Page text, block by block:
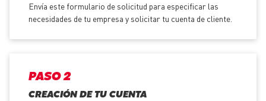
Envía este formulario de solicitud para especificar las
necesidades de tu empresa y solicitar tu cuenta de cliente.
PASO 2
CREACIÓN DE TU CUENTA